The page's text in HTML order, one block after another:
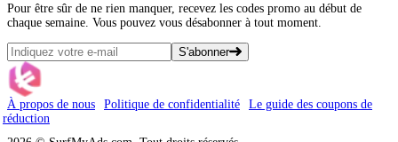
Pour être sûr de ne rien manquer, recevez les codes promo au début de
chaque semaine. Vous pouvez vous désabonner à tout moment.
S'abonner
À propos de nous Politique de confidentialité
Le guide des coupons de
réduction